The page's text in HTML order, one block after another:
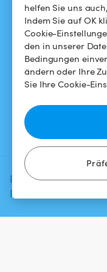
helfen Sie uns
Indem Sie auf OK
Cookie-
den in unserer
Bedingungen
ändern oder Ihre
Sie Ihre Cookie-
Planen Sie Ihr
Poolerlebnis
HILFE
Helpdesk
Allgemeine
Impressums